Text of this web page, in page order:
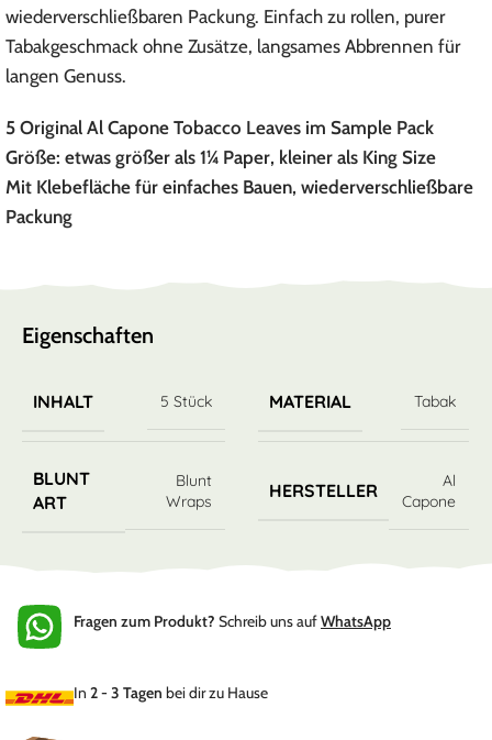
wiederverschließbaren Packung. Einfach zu rollen, purer
Tabakgeschmack ohne Zusätze, langsames Abbrennen für
langen Genuss.
5 Original Al Capone Tobacco Leaves im Sample Pack
Größe: etwas größer als 1¼ Paper, kleiner als King Size
Mit Klebefläche für einfaches Bauen, wiederverschließbare
Packung
Eigenschaften
INHALT 5 Stück MATERIAL Tabak
BLUNT
ART
Blunt
Wraps
HERSTELLER
Al
Capone
Fragen zum Produkt? Schreib uns aufWhatsApp
In 2 - 3 Tagen bei dir zu Hause